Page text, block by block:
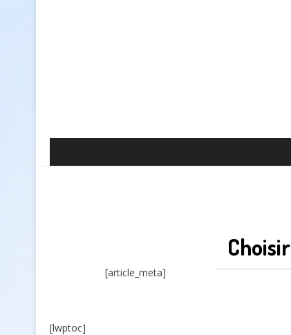
Choisir
[article_meta]
[lwptoc]